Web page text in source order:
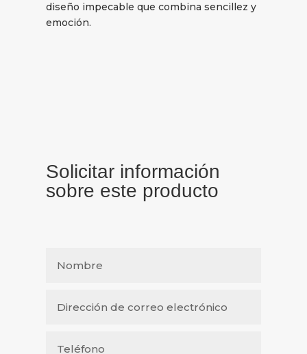
diseño impecable que combina sencillez y
emoción.
Solicitar información
sobre este producto